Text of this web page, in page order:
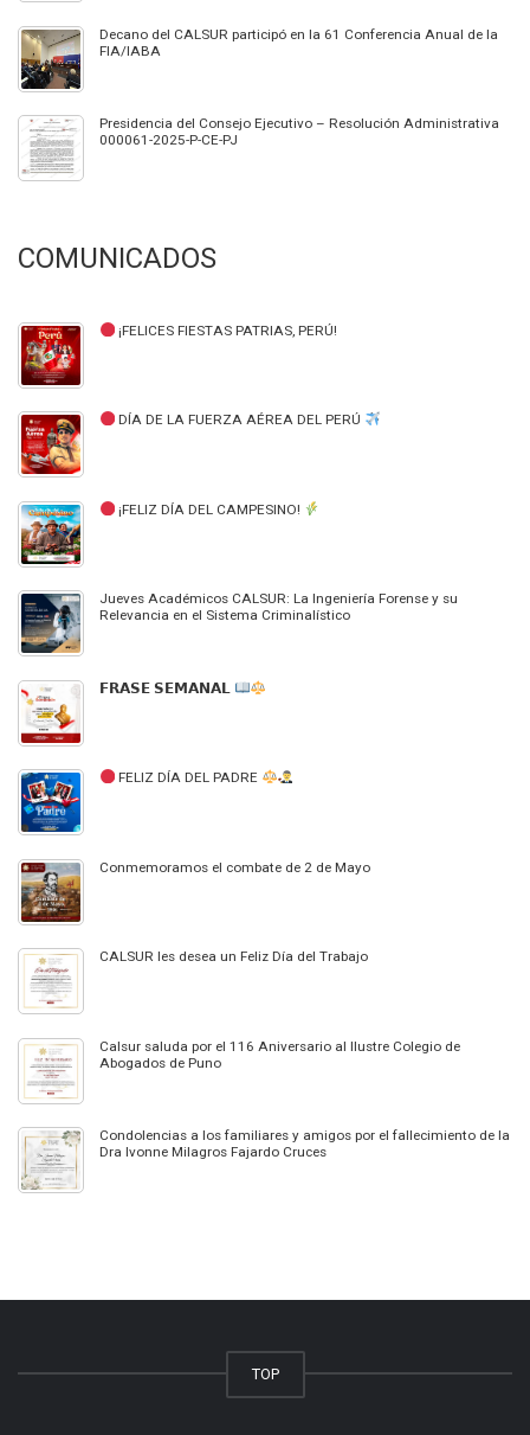
Decano del CALSUR participó en la 61 Conferencia Anual de la
FIA/IABA
Presidencia del Consejo Ejecutivo – Resolución Administrativa
000061-2025-P-CE-PJ
COMUNICADOS
¡FELICES FIESTAS PATRIAS, PERÚ!
DÍA DE LA FUERZA AÉREA DEL PERÚ
¡FELIZ DÍA DEL CAMPESINO!
Jueves Académicos CALSUR: La Ingeniería Forense y su
Relevancia en el Sistema Criminalístico
𝗙𝗥𝗔𝗦𝗘 𝗦𝗘𝗠𝗔𝗡𝗔𝗟
FELIZ DÍA DEL PADRE
Conmemoramos el combate de 2 de Mayo
CALSUR les desea un Feliz Día del Trabajo
Calsur saluda por el 116 Aniversario al Ilustre Colegio de
Abogados de Puno
Condolencias a los familiares y amigos por el fallecimiento de la
Dra Ivonne Milagros Fajardo Cruces
TOP